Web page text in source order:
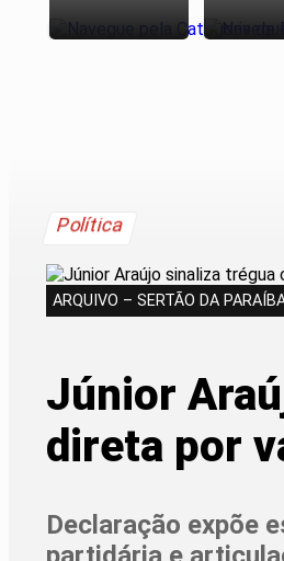
Política
ARQUIVO – SERTÃO DA
Júnior
direta por
Declaração expõe